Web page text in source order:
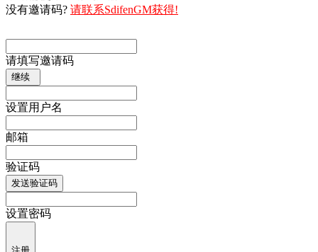
没有邀请码? 请联系SdifenGM获得!
请填写邀请码
继续
设置用户名
邮箱
验证码
发送验证码
设置密码